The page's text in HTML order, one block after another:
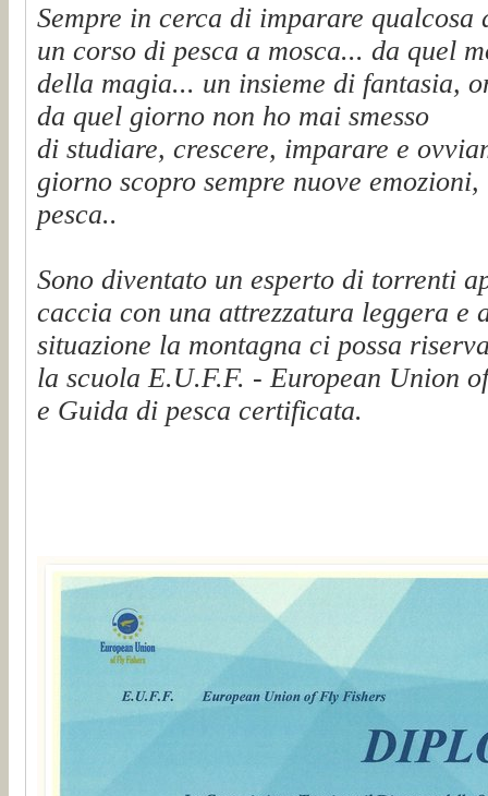
Sempre in cerca di imparare
un corso di pesca a mosca... da quel
della magia... un insieme di fantasia,
da quel giorno non ho mai smesso
di studiare, crescere, imparare e
giorno scopro sempre nuove
pesca..
Sono diventato un esperto di torrenti
caccia con una attrezzatura leggera e
situazione la montagna ci possa
la scuola E.U.F.F. - European Union
e Guida di pesca certificata.